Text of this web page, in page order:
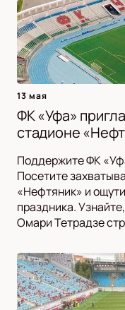
13 мая
ФК «Уфа»
стадионе
Поддержите ФК
Посетите
«Нефтяник» и
праздника.
Омари Тетрадзе